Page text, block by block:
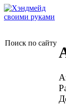
Поиск по сайту